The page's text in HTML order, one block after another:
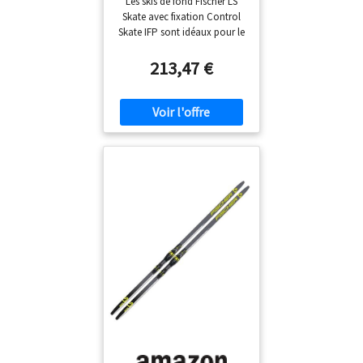
: 191 cm – Avec fixation
Control Skate (NNN)
Skate avec fixation Control
Skate IFP sont idéaux pour le
préparées. Les skis sont
extrêmement robustes et
La plaque IFP intégrée
permet également de
modifier le centre de
d'article : : Skis N77423 +
fixation S62123 Équipement
ski : cintrage : 41-44-44 |
Noyau de ski : Air Tec | Tailles
: XS (191) | Plateau/zone de
montée : Worldcup Pro
Équipement de fixation
Control Skate : norme de
Manipulation facile et
213,47 €